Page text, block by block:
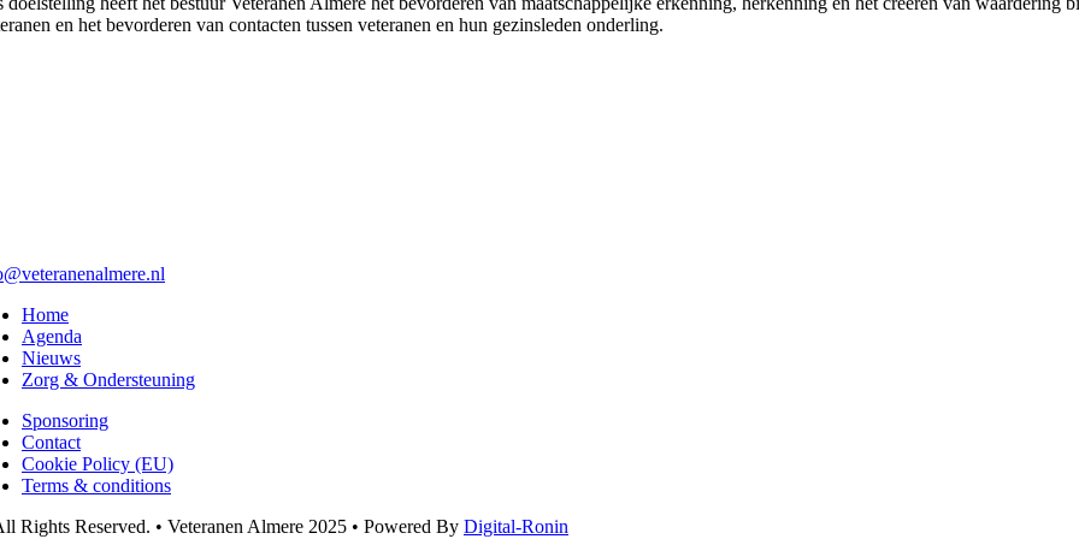
en het bevorderen van contacten tussen veteranen en hun gezinsleden onderling.
Home
Agenda
Nieuws
Zorg & Ondersteuning
Sponsoring
Contact
Cookie Policy (EU)
Terms & conditions
Rights Reserved. • Veteranen Almere 2025 • Powered By Digital-Ronin